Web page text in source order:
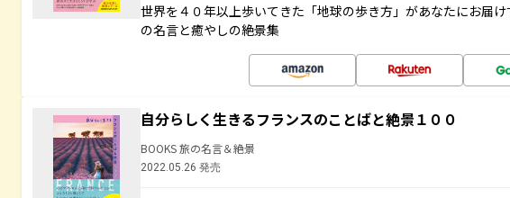
世界を４０年以上歩いてきた「地球の歩き方」があなたにお届
の名言と癒やしの絶景集
自分らしく生きるフランスのことばと絶景１００
BOOKS 旅の名言＆絶景
2022.05.26 発売